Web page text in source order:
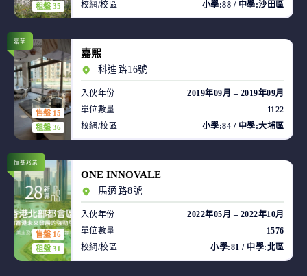
租盤 35
校網/校區
小學:88 / 中學:沙田區
售盤 15
租盤 36
嘉華
嘉熙
科進路16號
入伙年份
2019年09月 – 2019年09月
單位數量
1122
校網/校區
小學:84 / 中學:大埔區
售盤 16
租盤 31
恒基兆業
ONE INNOVALE
馬適路8號
入伙年份
2022年05月 – 2022年10月
單位數量
1576
校網/校區
小學:81 / 中學:北區